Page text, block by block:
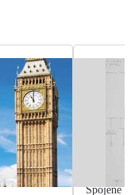
Spojené